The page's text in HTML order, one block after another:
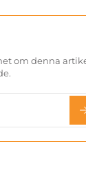
om denna